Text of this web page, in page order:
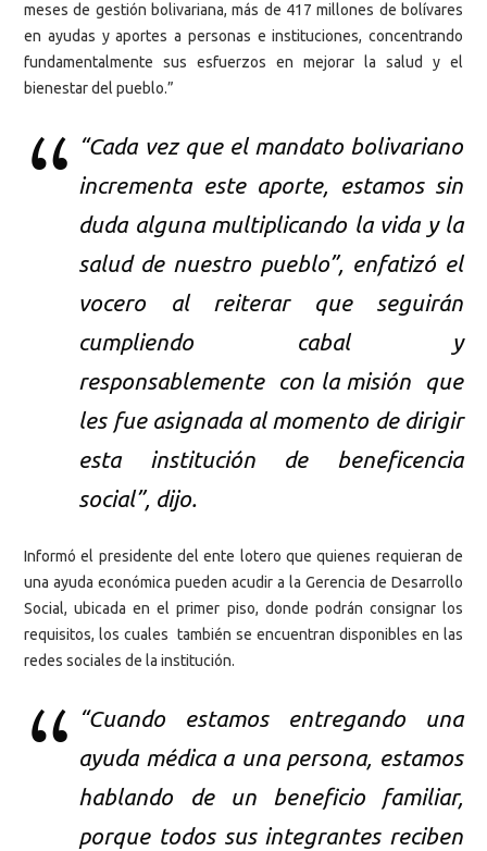
meses de gestión bolivariana, más de 417 millones de bolívares
en ayudas y aportes a personas e instituciones, concentrando
fundamentalmente sus esfuerzos en mejorar la salud y el
bienestar del pueblo.”
“Cada vez que el mandato bolivariano
incrementa este aporte, estamos sin
duda alguna multiplicando la vida y la
salud de nuestro pueblo”, enfatizó el
vocero al reiterar que seguirán
cumpliendo cabal y
responsablemente con la misión que
les fue asignada al momento de dirigir
esta institución de beneficencia
social”, dijo.
Informó el presidente del ente lotero que quienes requieran de
una ayuda económica pueden acudir a la Gerencia de Desarrollo
Social, ubicada en el primer piso, donde podrán consignar los
requisitos, los cuales también se encuentran disponibles en las
redes sociales de la institución.
“Cuando estamos entregando una
ayuda médica a una persona, estamos
hablando de un beneficio familiar,
porque todos sus integrantes reciben